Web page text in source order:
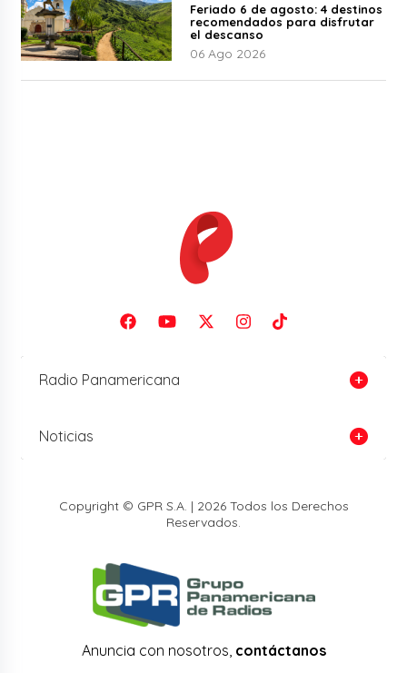
Feriado 6 de agosto: 4 destinos
recomendados para disfrutar
el descanso
06 Ago 2026
Radio Panamericana
Noticias
Copyright © GPR S.A. | 2026 Todos los Derechos
Reservados.
Anuncia con nosotros, contáctanos